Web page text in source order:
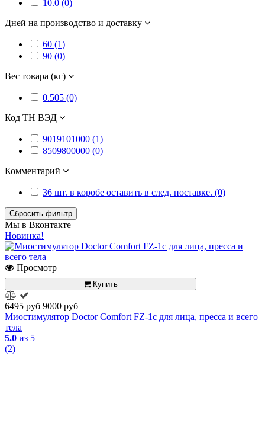
10.0 (0)
Дней на производство и доставку
60 (1)
90 (0)
Вес товара (кг)
0.505 (0)
Код ТН ВЭД
9019101000 (1)
8509800000 (0)
Комментарий
36 шт. в коробе оставить в след. поставке. (0)
Сбросить фильтр
Мы в Вконтакте
Новинка!
Просмотр
Купить
6495 руб 9000 руб
Миостимулятор Doctor Comfort FZ-1c для лица, пресса и всего
тела
5.0 из 5
(2)